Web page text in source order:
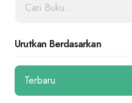
Urutkan Berdasarkan
Terbaru